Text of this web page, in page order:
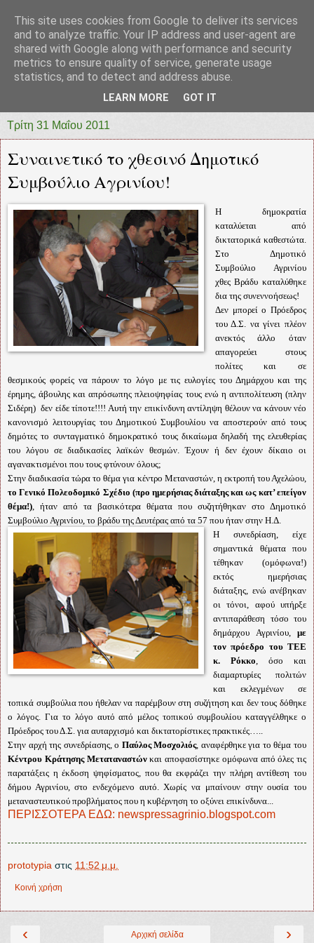
prototypia
"ΠΡΩΤΟΤΥΠΙΑ" * ΑΝΕΞΑΡΤΗΤΗ-ΗΛΕΚΤΡΟΝΙΚΗ-
Τρίτη 31 Μαΐου 2011
Συναινετικό το χθεσινό Δημοτικό
Συμβούλιο Αγρινίου!
Η δημοκρατία
καταλύεται από
δικτατορικά καθεστώτα.
Στο Δημοτικό
Συμβούλιο Αγρινίου
χθες Βράδυ καταλύθηκε
δια της συνεννοήσεως!
Δεν μπορεί ο Πρόεδρος
του Δ.Σ. να γίνει πλέον
ανεκτός άλλο όταν
απαγορεύει στους
πολίτες και σε
θεσμικούς φορείς να πάρουν το λόγο με τις ευλογίες του Δημάρχου και της
έρημης, άβουλης και απρόσωπης πλειοψηφίας τους ενώ η αντιπολίτευση (πλην
Σιδέρη) δεν είδε τίποτε!!!! Αυτή την επικίνδυνη αντίληψη θέλουν να κάνουν νέο
κανονισμό λειτουργίας του Δημοτικού Συμβουλίου να αποστερούν από τους
δημότες το συνταγματικό δημοκρατικό τους δικαίωμα δηλαδή της ελευθερίας
του λόγου σε διαδικασίες λαϊκών θεσμών. Έχουν ή δεν έχουν δίκαιο οι
αγανακτισμένοι που τους φτύνουν όλους;
Στην διαδικασία τώρα το θέμα για κέντρο Μεταναστών, η εκτροπή του Αχελώου,
το Γενικό Πολεοδομικό Σχέδιο (προ ημερήσιας διάταξης και ως κατ’ επείγον
θέμα!) , ήταν από τα βασικότερα θέματα που συζητήθηκαν στο Δημοτικό
Συμβούλιο Αγρινίου, το βράδυ της Δευτέρας από τα 57 που ήταν στην Η.Δ.
Η συνεδρίαση, είχε
σημαντικά θέματα που
τέθηκαν (ομόφωνα!)
εκτός ημερήσιας
διάταξης, ενώ ανέβηκαν
οι τόνοι, αφού υπήρξε
αντιπαράθεση τόσο του
δημάρχου Αγρινίου, με
τον πρόεδρο του ΤΕΕ
κ. Ρόκκο , όσο και
διαμαρτυρίες πολιτών
και εκλεγμένων σε
τοπικά συμβούλια που ήθελαν να παρέμβουν στη συζήτηση και δεν τους δόθηκε
ο λόγος. Για το λόγο αυτό από μέλος τοπικού συμβουλίου καταγγέλθηκε ο
Πρόεδρος του Δ.Σ. για αυταρχισμό και δικτατορίστικες πρακτικές…..
Στην αρχή της συνεδρίασης, ο Παύλος Μοσχολιός, αναφέρθηκε για το θέμα του
Κέντρου Κράτησης Μεταταναστώνκαι αποφασίστηκε ομόφωνα από όλες τις
παρατάξεις η έκδοση ψηφίσματος, που θα εκφράζει την πλήρη αντίθεση του
δήμου Αγρινίου, στο ενδεχόμενο αυτό. Χωρίς να μπαίνουν στην ουσία του
μεταναστευτικού προβλήματος που η κυβέρνηση το οξύνει επικίνδυνα...
ΠΕΡΙΣΣΟΤΕΡΑ ΕΔΩ: newspressagrinio.blogspot.com
prototypia στις 11:52 μ.μ.
Κοινή χρήση
‹ ›
Αρχική σελίδα
This site uses cookies from Google to deliver its services
and to analyze traffic. Your IP address and user-agent are
shared with Google along with performance and security
metrics to ensure quality of service, generate usage
statistics, and to detect and address abuse.
LEARN MORE GOT IT